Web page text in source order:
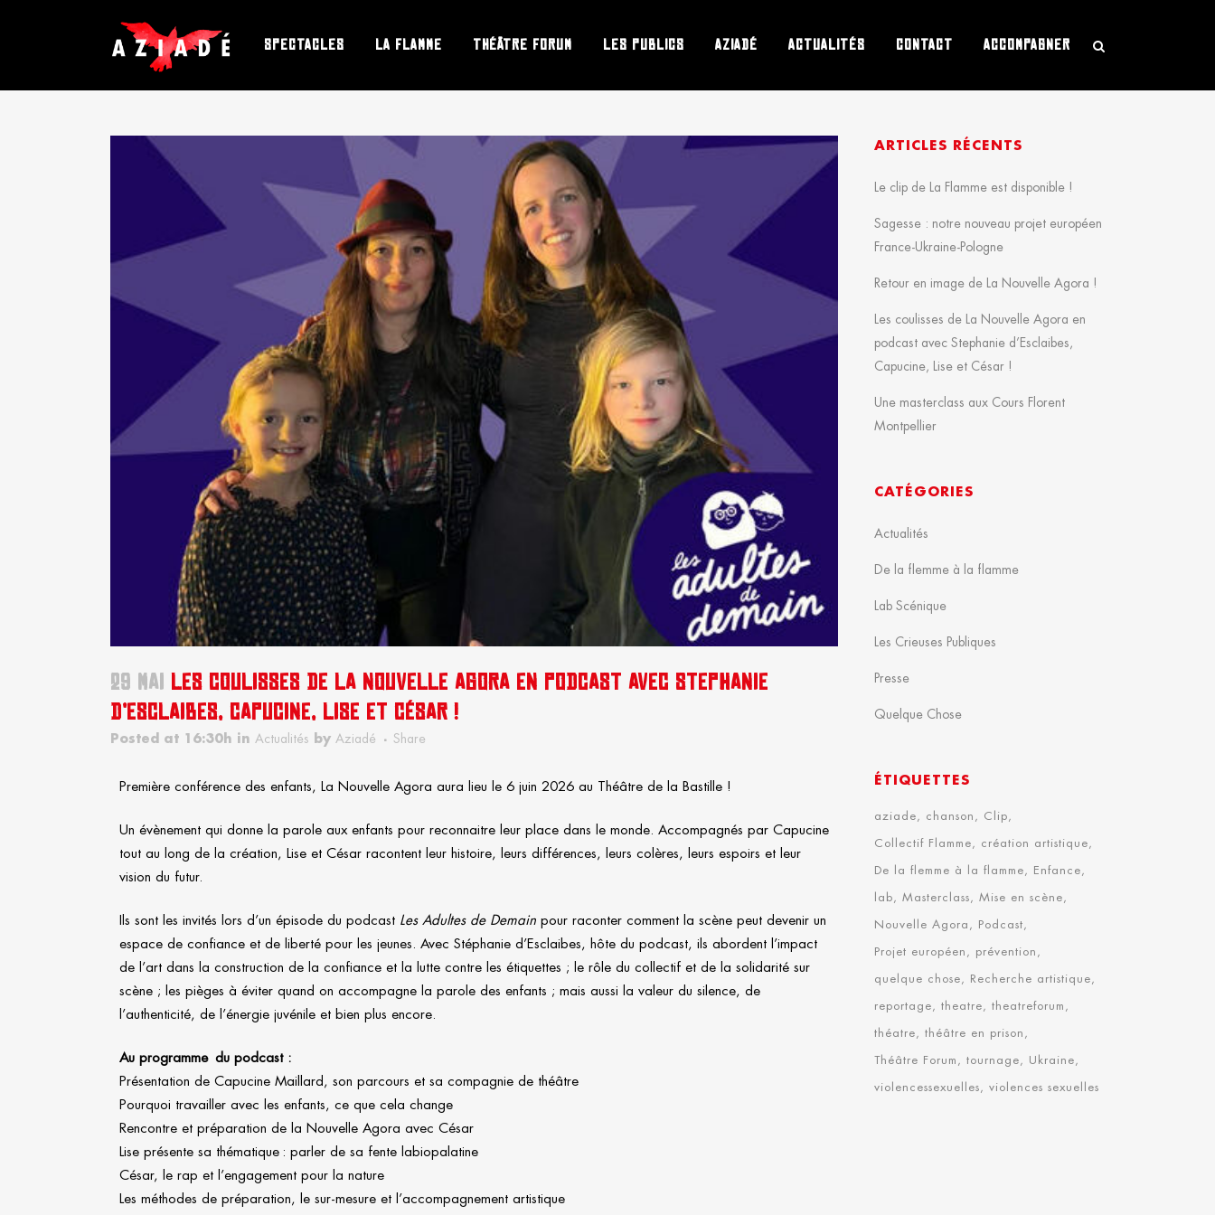
SPECTACLES LA FLAMME THÉÂTRE FORUM LES PUBLICS AZIADÉ ACTUALITÉS CONTACT ACCOMPAGNER
29 MAI LES COULISSES DE LA NOUVELLE AGORA EN PODCAST AVEC STEPHANIE
D’ESCLAIBES, CAPUCINE, LISE ET CÉSAR !
Posted at 16:30h in Actualités by Aziadé Share
Première conférence des enfants, La Nouvelle Agora aura lieu le 6 juin 2026 au Théâtre de la Bastille !
Un évènement qui donne la parole aux enfants pour reconnaitre leur place dans le monde. Accompagnés par Capucine
tout au long de la création, Lise et César racontent leur histoire, leurs différences, leurs colères, leurs espoirs et leur
vision du futur.
Ils sont les invités lors d’un épisode du podcast Les Adultes de Demain pour raconter comment la scène peut devenir un
espace de confiance et de liberté pour les jeunes. Avec Stéphanie d’Esclaibes, hôte du podcast, ils abordent l’impact
de l’art dans la construction de la confiance et la lutte contre les étiquettes ; le rôle du collectif et de la solidarité sur
scène ; les pièges à éviter quand on accompagne la parole des enfants ; mais aussi la valeur du silence, de
l’authenticité, de l’énergie juvénile et bien plus encore.
Au programme du podcast :
Présentation de Capucine Maillard, son parcours et sa compagnie de théâtre
Pourquoi travailler avec les enfants, ce que cela change
Rencontre et préparation de la Nouvelle Agora avec César
Lise présente sa thématique : parler de sa fente labiopalatine
César, le rap et l’engagement pour la nature
Les méthodes de préparation, le sur-mesure et l’accompagnement artistique
ARTICLES RÉCENTS
Le clip de La Flamme est disponible !
Sagesse : notre nouveau projet européen
France-Ukraine-Pologne
Retour en image de La Nouvelle Agora !
Les coulisses de La Nouvelle Agora en
podcast avec Stephanie d’Esclaibes,
Capucine, Lise et César !
Une masterclass aux Cours Florent
Montpellier
CATÉGORIES
Actualités
De la flemme à la flamme
Lab Scénique
Les Crieuses Publiques
Presse
Quelque Chose
ÉTIQUETTES
aziade chanson Clip
Collectif Flamme création artistique
De la flemme à la flamme Enfance
lab Masterclass Mise en scène
Nouvelle Agora Podcast
Projet européen prévention
quelque chose Recherche artistique
reportage theatre theatreforum
théatre théâtre en prison
Théâtre Forum tournage Ukraine
violencessexuelles violences sexuelles